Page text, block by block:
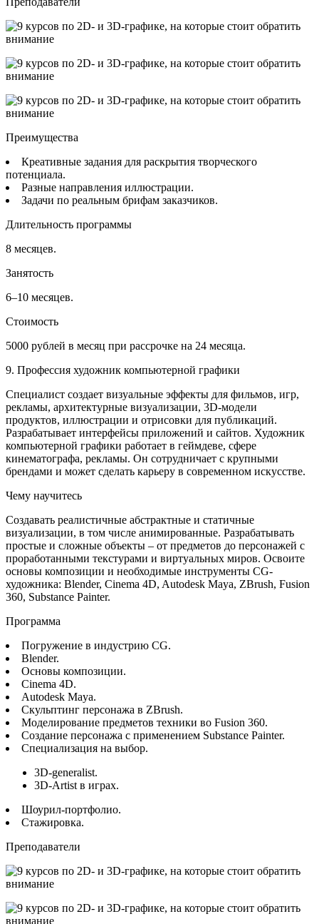
Преимущества
Креативные задания для раскрытия творческого
потенциала.
Разные направления иллюстрации.
Задачи по реальным брифам заказчиков.
Длительность программы
8 месяцев.
Занятость
6–10 месяцев.
Стоимость
5000 рублей в месяц при рассрочке на 24 месяца.
9. Профессия художник компьютерной графики
Специалист создает визуальные эффекты для фильмов, игр,
рекламы, архитектурные визуализации, 3D-модели
продуктов, иллюстрации и отрисовки для публикаций.
Разрабатывает интерфейсы приложений и сайтов. Художник
компьютерной графики работает в геймдеве, сфере
кинематографа, рекламы. Он сотрудничает с крупными
брендами и может сделать карьеру в современном искусстве.
Чему научитесь
Создавать реалистичные абстрактные и статичные
визуализации, в том числе анимированные. Разрабатывать
простые и сложные объекты – от предметов до персонажей с
проработанными текстурами и виртуальных миров. Освоите
основы композиции и необходимые инструменты CG-
художника: Blender, Cinema 4D, Autodesk Maya, ZBrush, Fusion
360, Substance Painter.
Программа
Погружение в индустрию CG.
Blender.
Основы композиции.
Cinema 4D.
Autodesk Maya.
Скульптинг персонажа в ZBrush.
Моделирование предметов техники во Fusion 360.
Создание персонажа с применением Substance Painter.
Специализация на выбор.
3D-generalist.
3D-Artist в играх.
Шоурил-портфолио.
Стажировка.
Преподаватели